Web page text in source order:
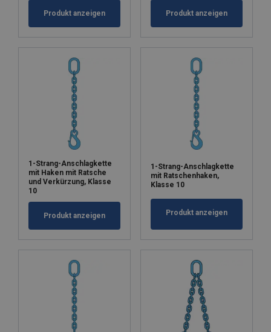
Produkt anzeigen Produkt anzeigen
1-Strang-Anschlagkette
mit Haken mit Ratsche
und Verkürzung, Klasse
10
Produkt anzeigen
1-Strang-Anschlagkette
mit Ratschenhaken,
Klasse 10
Produkt anzeigen